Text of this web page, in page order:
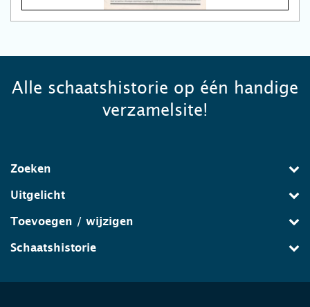
Alle schaatshistorie op één handige
verzamelsite!
Zoeken
Uitgelicht
Toevoegen / wijzigen
Schaatshistorie